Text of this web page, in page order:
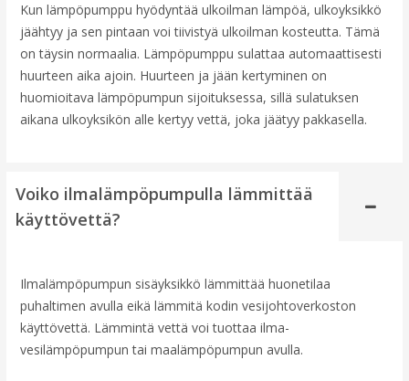
Kun lämpöpumppu hyödyntää ulkoilman lämpöä, ulkoyksikkö
jäähtyy ja sen pintaan voi tiivistyä ulkoilman kosteutta. Tämä
on täysin normaalia. Lämpöpumppu sulattaa automaattisesti
huurteen aika ajoin. Huurteen ja jään kertyminen on
huomioitava lämpöpumpun sijoituksessa, sillä sulatuksen
aikana ulkoyksikön alle kertyy vettä, joka jäätyy pakkasella.
Voiko ilmalämpöpumpulla lämmittää
käyttövettä?
Ilmalämpöpumpun sisäyksikkö lämmittää huonetilaa
puhaltimen avulla eikä lämmitä kodin vesijohtoverkoston
käyttövettä. Lämmintä vettä voi tuottaa ilma-
vesilämpöpumpun tai maalämpöpumpun avulla.